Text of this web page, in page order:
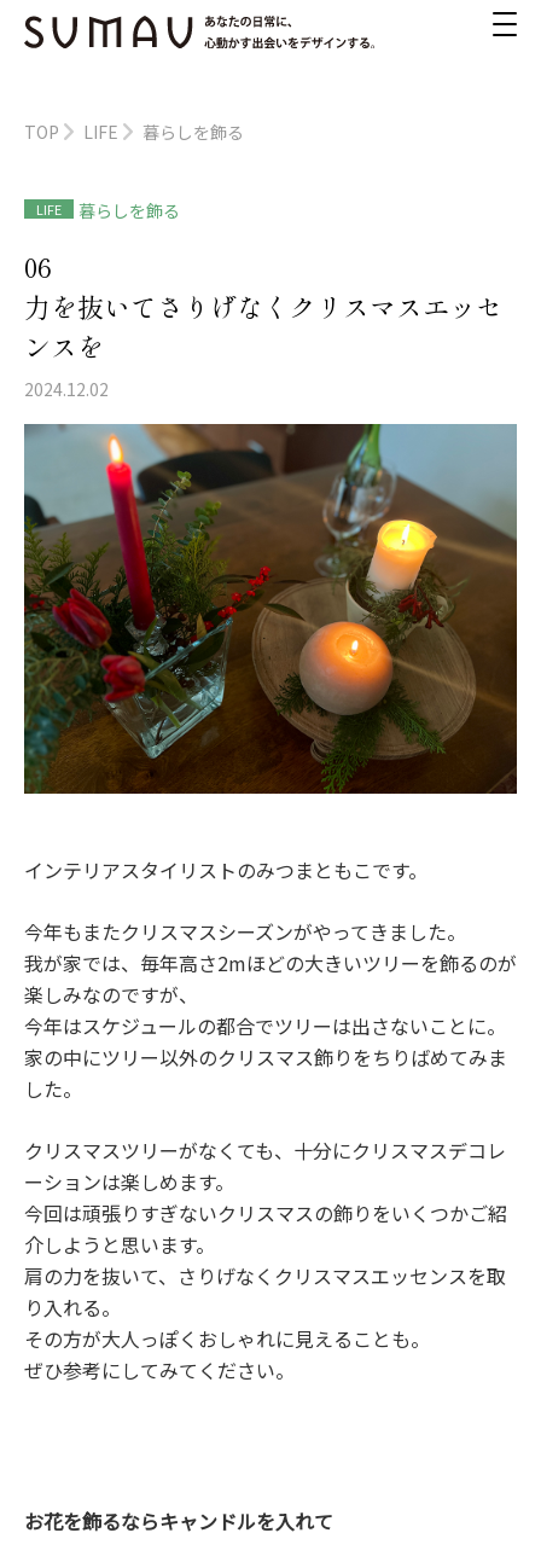
TOP LIFE 暮らしを飾る
LIFE 暮らしを飾る
06
力を抜いてさりげなくクリスマスエッセ
ンスを
2024.12.02
インテリアスタイリストのみつまともこです。
今年もまたクリスマスシーズンがやってきました。
我が家では、毎年高さ2mほどの大きいツリーを飾るのが
楽しみなのですが、
今年はスケジュールの都合でツリーは出さないことに。
家の中にツリー以外のクリスマス飾りをちりばめてみま
した。
クリスマスツリーがなくても、十分にクリスマスデコレ
ーションは楽しめます。
今回は頑張りすぎないクリスマスの飾りをいくつかご紹
介しようと思います。
肩の力を抜いて、さりげなくクリスマスエッセンスを取
り入れる。
その方が大人っぽくおしゃれに見えることも。
ぜひ参考にしてみてください。
お花を飾るならキャンドルを入れて